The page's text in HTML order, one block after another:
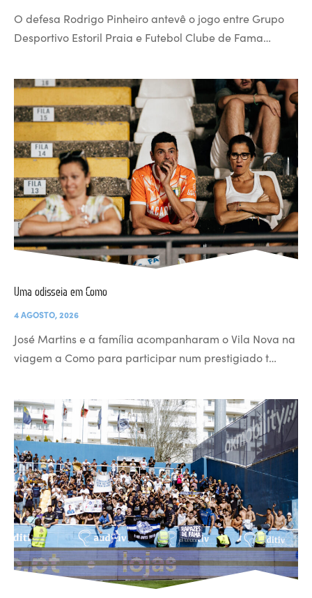
O defesa Rodrigo Pinheiro antevê o jogo entre Grupo
Desportivo Estoril Praia e Futebol Clube de Fama…
Uma odisseia em Como
4 AGOSTO, 2026
José Martins e a família acompanharam o Vila Nova na
viagem a Como para participar num prestigiado t…